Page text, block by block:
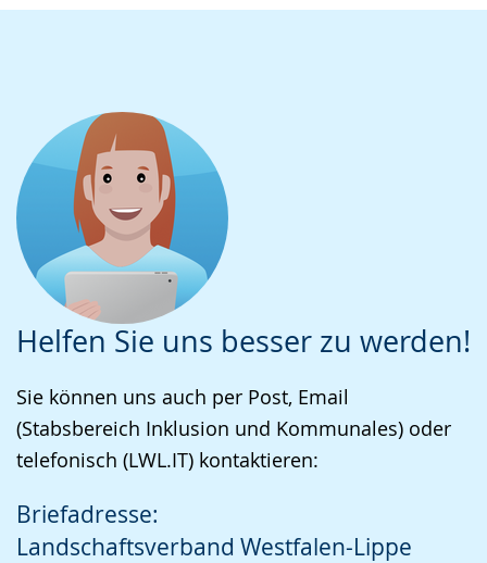
Helfen Sie uns besser zu werden!
Sie können uns auch per Post, Email
(Stabsbereich Inklusion und Kommunales) oder
telefonisch (LWL.IT) kontaktieren:
Briefadresse:
Landschaftsverband Westfalen-Lippe